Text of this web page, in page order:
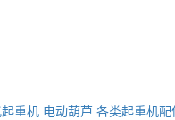
重机 电动葫芦 各类起重机配